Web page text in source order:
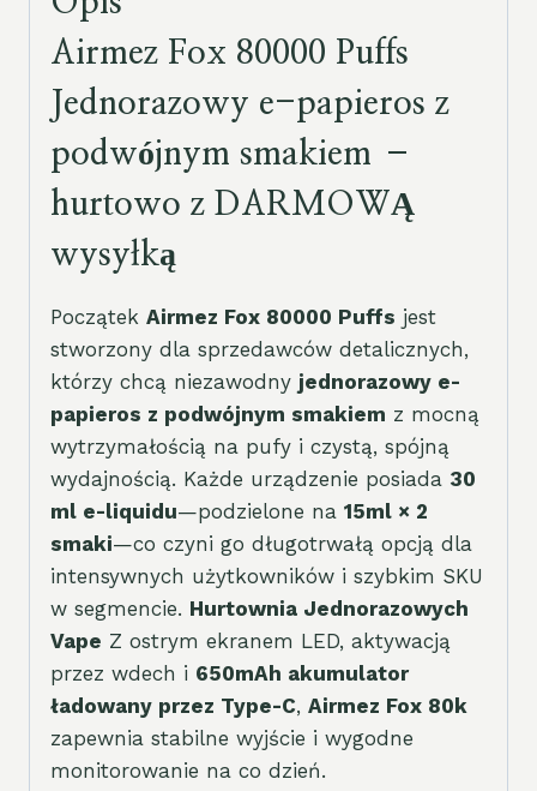
Airmez Fox 80000 Puffs
Jednorazowy e-papieros z
podwójnym smakiem –
hurtowo z DARMOWĄ
wysyłką
Początek Airmez Fox 80000 Puffs jest
stworzony dla sprzedawców detalicznych,
którzy chcą niezawodny jednorazowy e-
papieros z podwójnym smakiem z mocną
wytrzymałością na pufy i czystą, spójną
wydajnością. Każde urządzenie posiada 30
ml e-liquidu—podzielone na 15ml × 2
smaki—co czyni go długotrwałą opcją dla
intensywnych użytkowników i szybkim SKU
w segmencie. Hurtownia Jednorazowych
Vape Z ostrym ekranem LED, aktywacją
przez wdech i 650mAh akumulator
ładowany przez Type-C, Airmez Fox 80k
zapewnia stabilne wyjście i wygodne
monitorowanie na co dzień.